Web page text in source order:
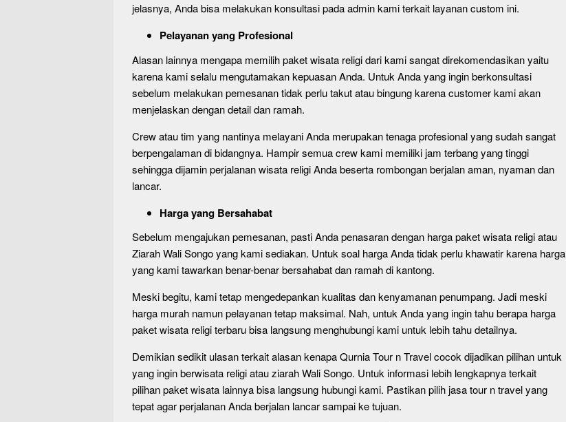
jelasnya, Anda bisa melakukan konsultasi pada admin kami terkait layanan custom ini.
Pelayanan yang Profesional
Alasan lainnya mengapa memilih paket wisata religi dari kami sangat direkomendasikan yaitu
karena kami selalu mengutamakan kepuasan Anda. Untuk Anda yang ingin berkonsultasi
sebelum melakukan pemesanan tidak perlu takut atau bingung karena customer kami akan
menjelaskan dengan detail dan ramah.
Crew atau tim yang nantinya melayani Anda merupakan tenaga profesional yang sudah sangat
berpengalaman di bidangnya. Hampir semua crew kami memiliki jam terbang yang tinggi
sehingga dijamin perjalanan wisata religi Anda beserta rombongan berjalan aman, nyaman dan
lancar.
Harga yang Bersahabat
Sebelum mengajukan pemesanan, pasti Anda penasaran dengan harga paket wisata religi atau
Ziarah Wali Songo yang kami sediakan. Untuk soal harga Anda tidak perlu khawatir karena harga
yang kami tawarkan benar-benar bersahabat dan ramah di kantong.
Meski begitu, kami tetap mengedepankan kualitas dan kenyamanan penumpang. Jadi meski
harga murah namun pelayanan tetap maksimal. Nah, untuk Anda yang ingin tahu berapa harga
paket wisata religi terbaru bisa langsung menghubungi kami untuk lebih tahu detailnya.
Demikian sedikit ulasan terkait alasan kenapa Qurnia Tour n Travel cocok dijadikan pilihan untuk
yang ingin berwisata religi atau ziarah Wali Songo. Untuk informasi lebih lengkapnya terkait
pilihan paket wisata lainnya bisa langsung hubungi kami. Pastikan pilih jasa tour n travel yang
tepat agar perjalanan Anda berjalan lancar sampai ke tujuan.